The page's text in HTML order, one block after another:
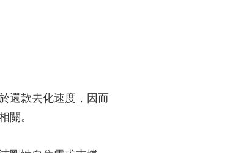
還款去化速度，因而
關。